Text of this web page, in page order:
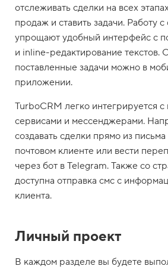
отслеживать сделки на всех
продаж и ставить задачи. Работу с
упрощают удобный интерфейс с
и inline-редактирование текстов.
поставленные задачи можно в
приложении.
TurboCRM легко интегрируется
сервисами и мессенджерами.
создавать сделки прямо из
почтовом клиенте или вести
через бот в Telegram. Также со
доступна отправка смс с
клиента.
Личный проект
В каждом разделе вы будете